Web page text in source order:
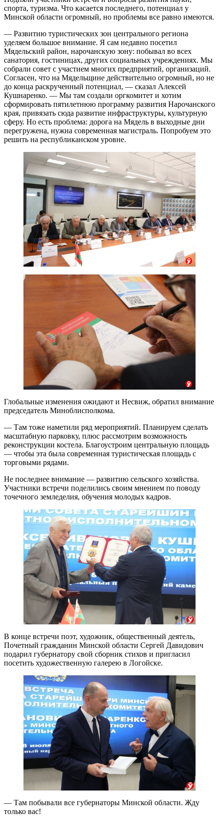
спорта, туризма. Что касается последнего, потенциал у
Минской области огромный, но проблемы все равно имеются.
— Развитию туристических зон центрального региона
уделяем большое внимание. Я сам недавно посетил
Мядельский район, нарочанскую зону: побывал во всех
санатория, гостиницах, других социальных учреждениях. Мы
собрали совет с участием многих предприятий, организаций.
Согласен, что на Мядельщине действительно огромный, но не
до конца раскрученный потенциал, — сказал Алексей
Кушнаренко. — Мы там создали оргкомитет и хотим
сформировать пятилетнюю программу развития Нарочанского
края, привязать сюда развитие инфраструктуры, культурную
сферу. Но есть проблема: дорога на Мядель в выходные дни
перегружена, нужна современная магистраль. Попробуем это
решить на республиканском уровне.
Глобальные изменения ожидают и Несвиж, обратил внимание
председатель Миноблисполкома.
— Там тоже наметили ряд мероприятий. Планируем сделать
масштабную парковку, плюс рассмотрим возможность
реконструкции костела. Благоустроим центральную площадь
— чтобы эта была современная туристическая площадь с
торговыми рядами.
Не последнее внимание — развитию сельского хозяйства.
Участники встречи поделились своим мнением по поводу
точечного земледелия, обучения молодых кадров.
В конце встречи поэт, художник, общественный деятель,
Почетный гражданин Минской области Сергей Давидович
подарил губернатору свой сборник стихов и пригласил
посетить художественную галерею в Логойске.
— Там побывали все губернаторы Минской области. Жду
только вас!